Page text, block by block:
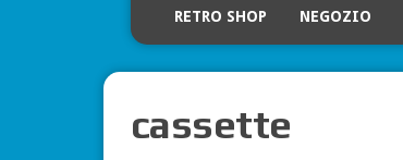
RETRO SHOP NEGOZIO
cassette